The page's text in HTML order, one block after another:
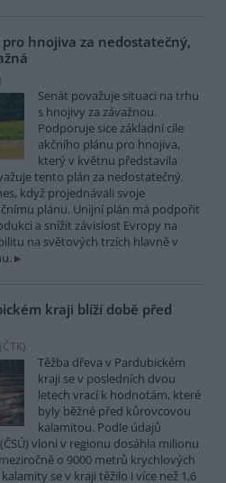
hnojiva za nedostatečný,
)
Senát považuje situaci na trhu
s hnojivy za závažnou.
Podporuje sice základní cíle
akčního plánu pro hnojiva,
který v květnu představila
tento plán za nedostatečný.
když projednávali svoje
plánu. Unijní plán má podpořit
a snížit závislost Evropy na
na světových trzích hlavně v
kraji blíží době před
ČTK)
Těžba dřeva v Pardubickém
kraji se v posledních dvou
letech vrací k hodnotám, které
byly běžné před kůrovcovou
kalamitou. Podle údajů
(ČSÚ) vloni v regionu dosáhla milionu
o 9000 metrů krychlových
se v kraji těžilo i více než 1,6